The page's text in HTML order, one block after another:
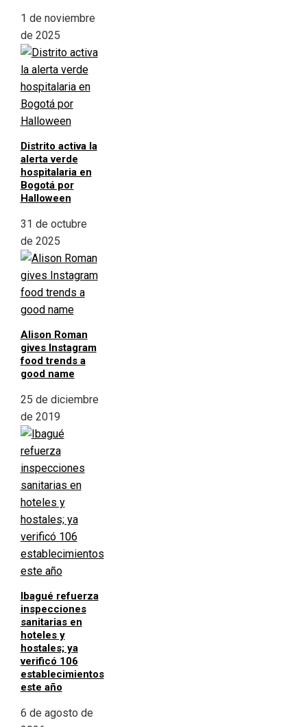
1 de noviembre
de 2025
Distrito activa la
alerta verde
hospitalaria en
Bogotá por
Halloween
31 de octubre
de 2025
Alison Roman
gives Instagram
food trends a
good name
25 de diciembre
de 2019
Ibagué refuerza
inspecciones
sanitarias en
hoteles y
hostales; ya
verificó 106
establecimientos
este año
6 de agosto de